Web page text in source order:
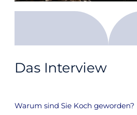
Das Interview
Warum sind Sie Koch geworden?